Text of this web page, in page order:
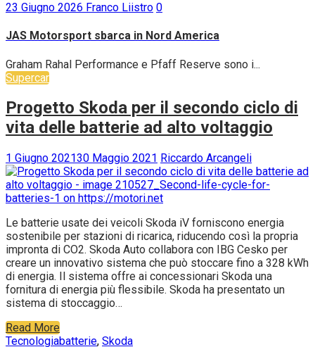
23 Giugno 2026 Franco Liistro 0
JAS Motorsport sbarca in Nord America
Graham Rahal Performance e Pfaff Reserve sono i...
Supercar
Progetto Skoda per il secondo ciclo di
vita delle batterie ad alto voltaggio
1 Giugno 202130 Maggio 2021 Riccardo Arcangeli
Le batterie usate dei veicoli Skoda iV forniscono energia
sostenibile per stazioni di ricarica, riducendo così la propria
impronta di CO2. Skoda Auto collabora con IBG Cesko per
creare un innovativo sistema che può stoccare fino a 328 kWh
di energia. Il sistema offre ai concessionari Skoda una
fornitura di energia più flessibile. Skoda ha presentato un
sistema di stoccaggio…
Read More
Tecnologiabatterie, Skoda